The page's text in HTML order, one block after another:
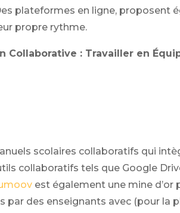
plateformes en ligne, proposent
propre rythme.
Collaborative : Travailler en
scolaires collaboratifs qui
collaboratifs tels que Google
est également une mine
par des enseignants avec (pour la